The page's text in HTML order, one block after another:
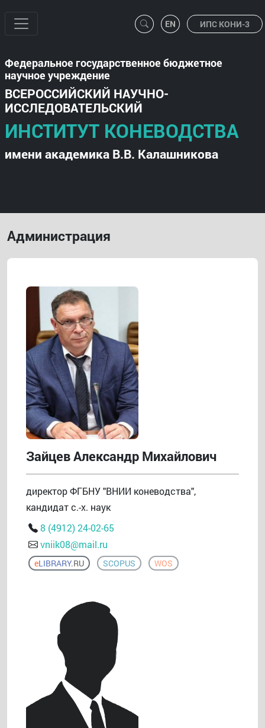
ИПС КОНИ-3
Федеральное государственное бюджетное
научное учреждение
ВСЕРОССИЙСКИЙ НАУЧНО-
ИССЛЕДОВАТЕЛЬСКИЙ
ИНСТИТУТ КОНЕВОДСТВА
имени академика В.В. Калашникова
Администрация
Зайцев Александр Михайлович
директор ФГБНУ "ВНИИ коневодства",
кандидат с.-х. наук
8 (4912) 24-02-65
vniik08@mail.ru
eLIBRARY.RU SCOPUS WOS